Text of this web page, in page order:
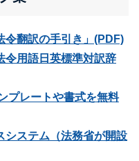
令翻訳の手引き」(PDF)
令用語日英標準対訳辞
プレートや書式を無料
システム（法務省が開設